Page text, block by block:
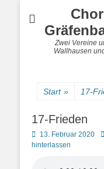
Zwei Vereine
Wallhausen
Start » 17-
17-Frieden
Posted
on
13. Februar 2020
hinterlassen